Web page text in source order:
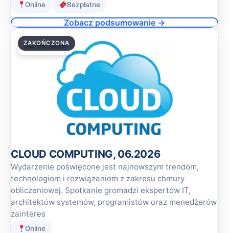
Online Bezpłatne
Zobacz podsumowanie →
23.06.2026
ZAKOŃCZONA
CLOUD COMPUTING, 06.2026
Wydarzenie poświęcone jest najnowszym trendom,
technologiom i rozwiązaniom z zakresu chmury
obliczeniowej. Spotkanie gromadzi ekspertów IT,
architektów systemów, programistów oraz menedżerów
zainteres
Online